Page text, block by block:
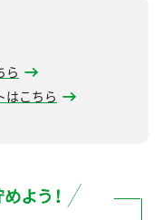
ら
はこちら